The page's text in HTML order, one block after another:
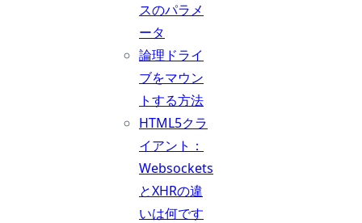
スのパラメ
ータ
論理ドライ
ブをマウン
トする方法
HTML5クラ
イアント：
Websockets
とXHRの違
いは何です